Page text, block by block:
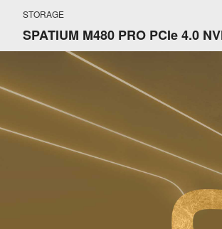
STORAGE
SPATIUM M480 PRO PCIe 4.0